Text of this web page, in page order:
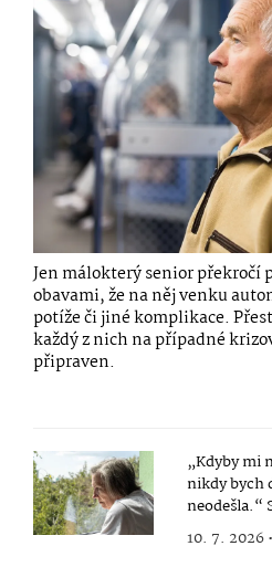
Jen málokterý senior překročí
obavami, že na něj venku
potíže či jiné komplikace.
každý z nich na případné
připraven.
„Kdyby mi
nikdy bych
neodešla.“
10. 7. 2026